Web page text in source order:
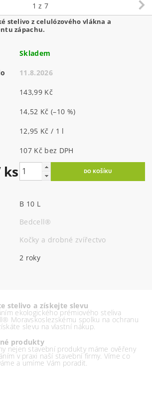
1 z 7
stelivo z celulózového vlákna a
zápachu.
Skladem
11.8.2026
143,99 Kč
14,52 Kč (–10 %)
12,95 Kč / 1 l
107 Kč bez DPH
ks
B 10 L
Bedcell®
Kočky a drobné zvířectvo
2 roky
stelivo a získejte slevu
ekologického prémiového steliva
Moravskoslezskému spolku na ochranu
slevu na vlastní nákup.
produkty
nejen stavební produkty máme ověřeny
v praxi naší stavební firmy. Víme co
a umíme Vám poradit.